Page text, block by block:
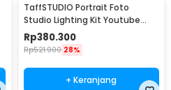
TaffSTUDIO Portrait Foto
Studio Lighting Kit Youtube
Vlog - LD-TZ07A
Rp380.300
Rp521.900 28%
+ Keranjang